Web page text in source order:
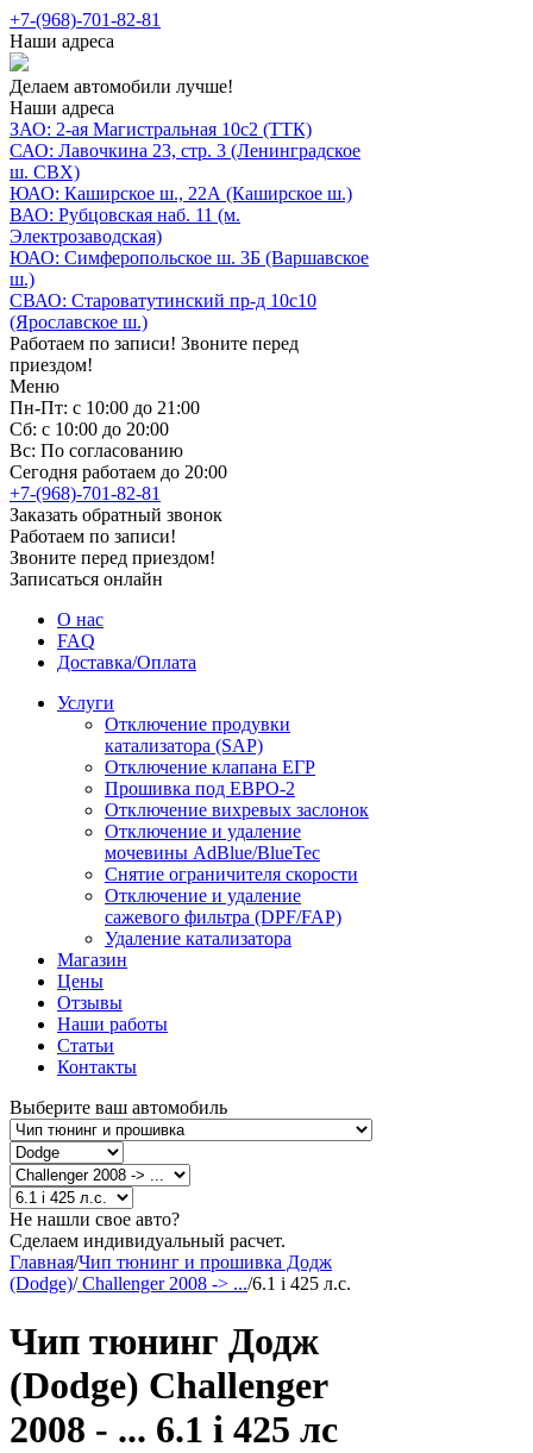
+7-(968)-701-82-81
Наши адреса
Делаем автомобили лучше!
Наши адреса
ЗАО: 2-ая Магистральная 10с2 (ТТК)
САО: Лавочкина 23, стр. 3 (Ленинградское
ш. СВХ)
ЮАО: Каширское ш., 22А (Каширское ш.)
ВАО: Рубцовская наб. 11 (м.
Электрозаводская)
ЮАО: Симферопольское ш. 3Б (Варшавское
ш.)
СВАО: Староватутинский пр-д 10с10
(Ярославское ш.)
Работаем по записи! Звоните перед
приездом!
Меню
Пн-Пт: с 10:00 до 21:00
Сб: с 10:00 до 20:00
Вс: По согласованию
Сегодня работаем до 20:00
+7-(968)-701-82-81
Заказать обратный звонок
Работаем по записи!
Звоните перед приездом!
Записаться онлайн
О нас
FAQ
Доставка/Оплата
Услуги
Отключение продувки
катализатора (SAP)
Отключение клапана ЕГР
Прошивка под ЕВРО-2
Отключение вихревых заслонок
Отключение и удаление
мочевины AdBlue/BlueTec
Снятие ограничителя скорости
Отключение и удаление
сажевого фильтра (DPF/FAP)
Удаление катализатора
Магазин
Цены
Отзывы
Наши работы
Статьи
Контакты
Выберите ваш автомобиль
Не нашли свое авто?
Сделаем индивидуальный расчет.
Главная/Чип тюнинг и прошивка Додж
(Dodge)/Challenger 2008 -> .../6.1 i 425 л.с.
Чип тюнинг Додж
(Dodge) Challenger
2008 - ... 6.1 i 425 лс